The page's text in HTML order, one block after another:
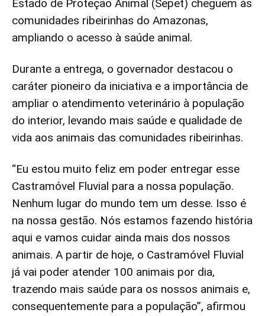
Estado de Proteção Animal (Sepet) cheguem às
comunidades ribeirinhas do Amazonas,
ampliando o acesso à saúde animal.
Durante a entrega, o governador destacou o
caráter pioneiro da iniciativa e a importância de
ampliar o atendimento veterinário à população
do interior, levando mais saúde e qualidade de
vida aos animais das comunidades ribeirinhas.
“Eu estou muito feliz em poder entregar esse
Castramóvel Fluvial para a nossa população.
Nenhum lugar do mundo tem um desse. Isso é
na nossa gestão. Nós estamos fazendo história
aqui e vamos cuidar ainda mais dos nossos
animais. A partir de hoje, o Castramóvel Fluvial
já vai poder atender 100 animais por dia,
trazendo mais saúde para os nossos animais e,
consequentemente para a população”, afirmou